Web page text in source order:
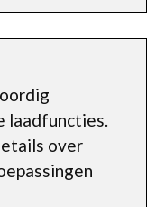
laadfuncties.
over